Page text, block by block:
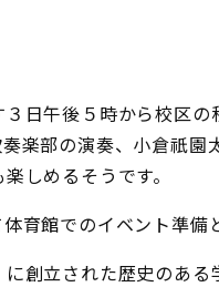
日午後５時から校区
楽部の演奏、小倉祇
しめるそうです。
育館でのイベント準備
創立された歴史のあ